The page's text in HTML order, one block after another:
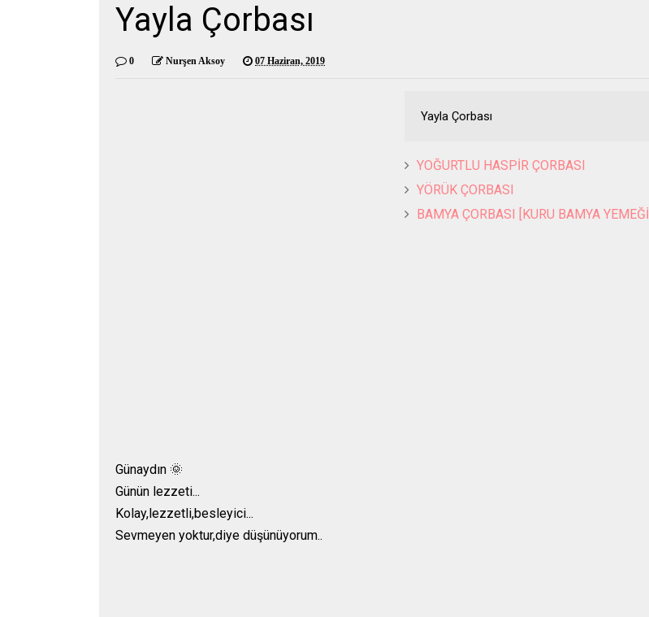
Yayla Çorbası
0 Nurşen Aksoy 07 Haziran, 2019
Yayla Çorbası
YOĞURTLU HASPİR ÇORBASI
YÖRÜK ÇORBASI
BAMYA ÇORBASI [KURU BAMYA YEMEĞİ]
Günaydın 🌞
Günün lezzeti...
Kolay,lezzetli,besleyici...
Sevmeyen yoktur,diye düşünüyorum..